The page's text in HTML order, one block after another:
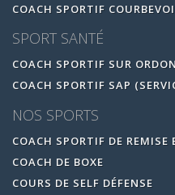
COACH SPORTIF
SPORT SANTÉ
COACH SPORTIF SUR
COACH SPORTIF SAP
NOS SPORTS
COACH SPORTIF DE REMISE
COACH DE BOXE
COURS DE SELF DÉFENSE